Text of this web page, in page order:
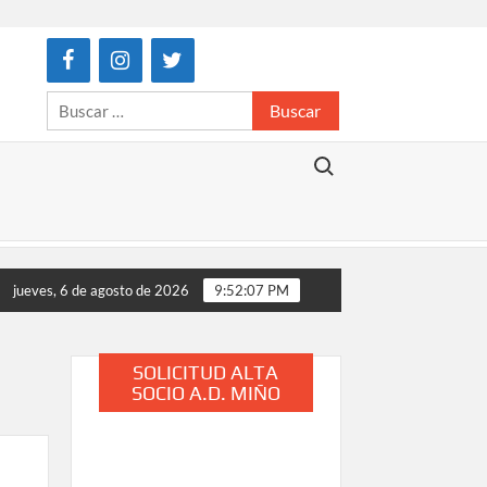
Buscar:
Buscar:
jueves, 6 de agosto de 2026 9:52:08 PM
SOLICITUD ALTA
SOCIO A.D. MIÑO